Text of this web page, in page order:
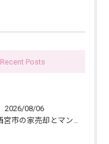
Recent Posts
2026/08/06